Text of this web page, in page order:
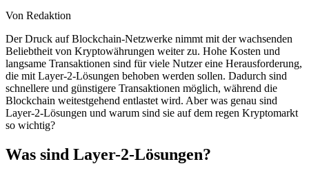
Von Redaktion
Der Druck auf Blockchain-Netzwerke nimmt mit der wachsenden
Beliebtheit von Kryptowährungen weiter zu. Hohe Kosten und
langsame Transaktionen sind für viele Nutzer eine Herausforderung,
die mit Layer-2-Lösungen behoben werden sollen. Dadurch sind
schnellere und günstigere Transaktionen möglich, während die
Blockchain weitestgehend entlastet wird. Aber was genau sind
Layer-2-Lösungen und warum sind sie auf dem regen Kryptomarkt
so wichtig?
Was sind Layer-2-Lösungen?